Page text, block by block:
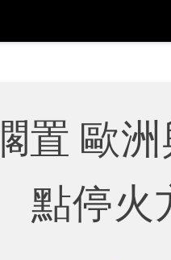
置 歐
點停火